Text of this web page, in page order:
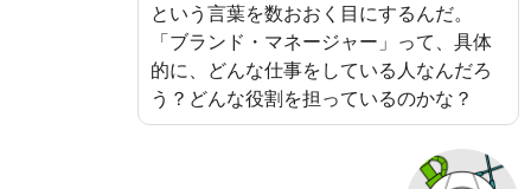
という言葉を数おおく目にするんだ。
「ブランド・マネージャー」って、具体
的に、どんな仕事をしている人なんだろ
う？どんな役割を担っているのかな？